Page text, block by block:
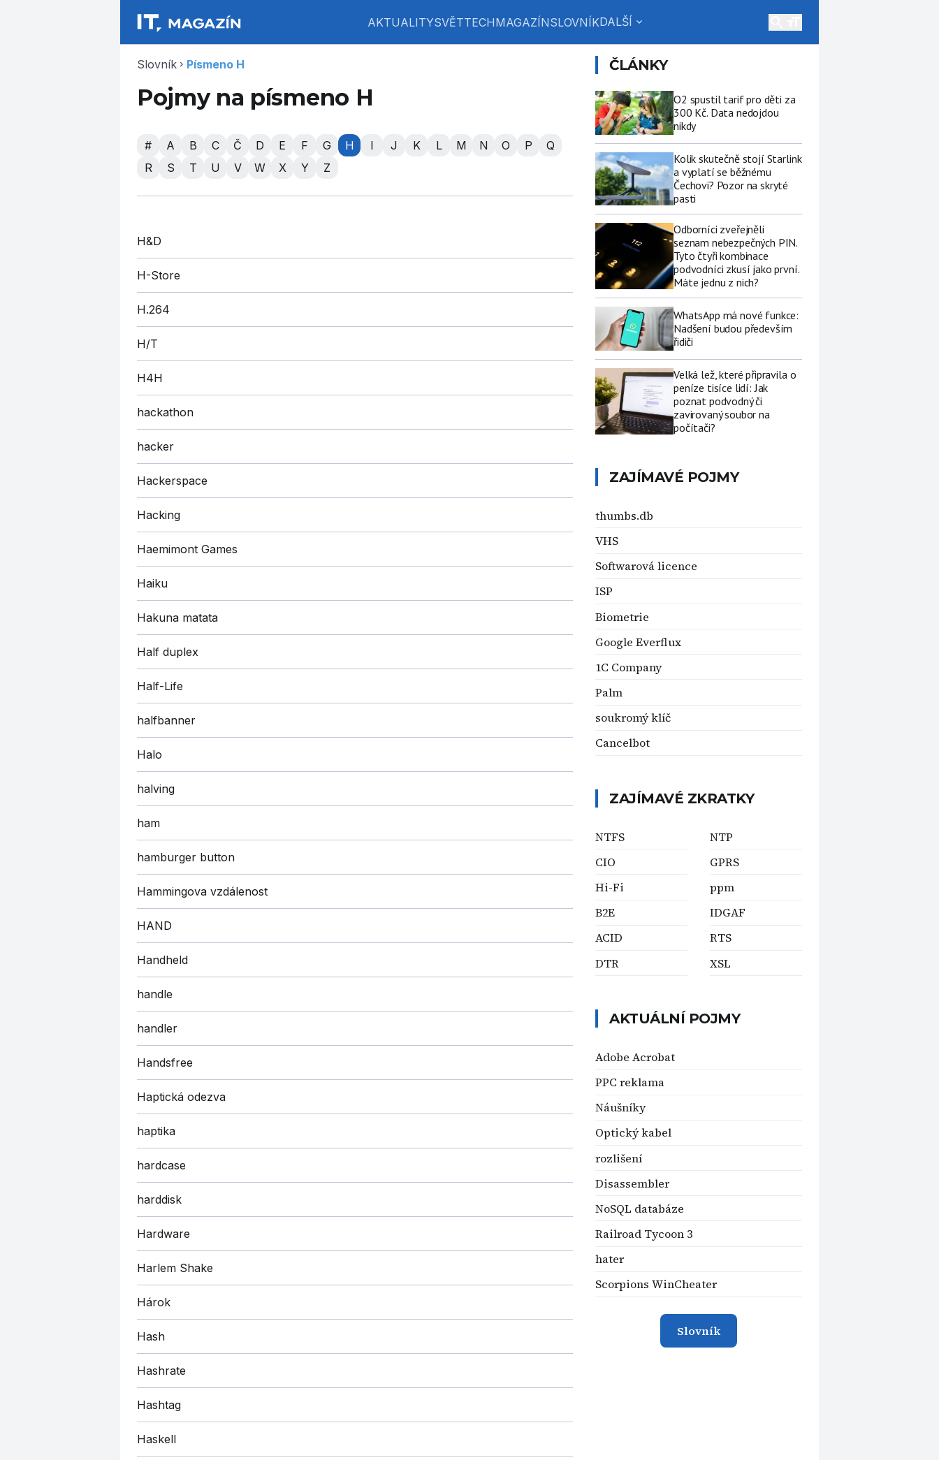
AKTUALITYSVĚTTECHMAGAZÍNSLOVNÍKDALŠÍ expand_more
Slovník chevron_right Písmeno H
Pojmy na písmeno H
# A B C Č D E F G H I J K L M N O P
Q
R
S T U V W X Y Z
H&D
H-Store
H.264
H/T
H4H
hackathon
hacker
Hackerspace
Hacking
Haemimont Games
Haiku
Hakuna matata
Half duplex
Half-Life
halfbanner
Halo
halving
ham
hamburger button
Hammingova vzdálenost
HAND
Handheld
handle
handler
Handsfree
Haptická odezva
haptika
hardcase
harddisk
Hardware
Harlem Shake
Hárok
Hash
Hashrate
Hashtag
Haskell
ČLÁNKY
O2 spustil tarif pro děti za
300 Kč. Data nedojdou
nikdy
Kolik skutečně stojí Starlink
a vyplatí se běžnému
Čechovi? Pozor na skryté
pasti
Odborníci zveřejněli
seznam nebezpečných PIN.
Tyto čtyři kombinace
podvodníci zkusí jako první.
Máte jednu z nich?
WhatsApp má nové funkce:
Nadšení budou především
řidiči
Velká lež, které připravila o
peníze tisíce lidí: Jak
poznat podvodný či
zavirovaný soubor na
počítači?
ZAJÍMAVÉ POJMY
thumbs.db
VHS
Softwarová licence
ISP
Biometrie
Google Everflux
1C Company
Palm
soukromý klíč
Cancelbot
ZAJÍMAVÉ ZKRATKY
NTFS
CIO
Hi-Fi
B2E
ACID
DTR
NTP
GPRS
ppm
IDGAF
RTS
XSL
AKTUÁLNÍ POJMY
Adobe Acrobat
PPC reklama
Náušníky
Optický kabel
rozlišení
Disassembler
NoSQL databáze
Railroad Tycoon 3
hater
Scorpions WinCheater
Slovník